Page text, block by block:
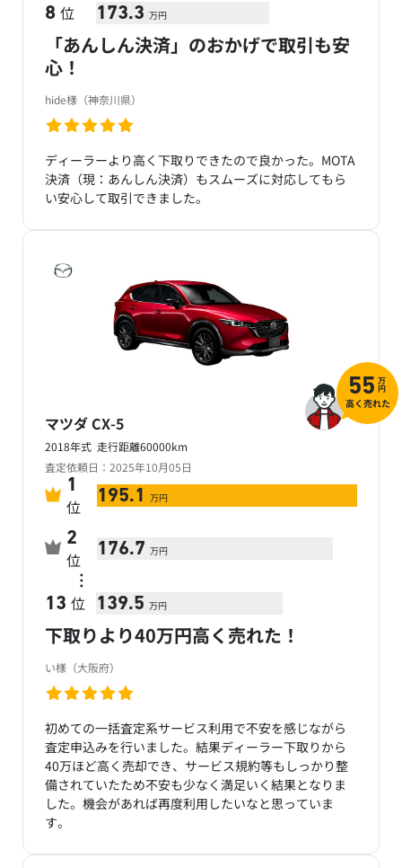
「あんしん決済」のおかげで取引も安
心！
hide様（神奈川県）
ディーラーより高く下取りできたので良かった。MOTA
決済（現：あんしん決済）もスムーズに対応してもら
い安心して取引できました。
8 位 173.3 万円
マツダ CX-5
2018年式 走行距離60000km
査定依頼日：2025年10月05日
下取りより40万円高く売れた！
い様（大阪府）
初めての一括査定系サービス利用で不安を感じながら
査定申込みを行いました。結果ディーラー下取りから
40万ほど高く売却でき、サービス規約等もしっかり整
備されていたため不安も少なく満足いく結果となりま
した。機会があれば再度利用したいなと思っていま
す。
55 万
円
高く売れた
1
位 195.1 万円
2
位 176.7 万円
…
13 位 139.5 万円